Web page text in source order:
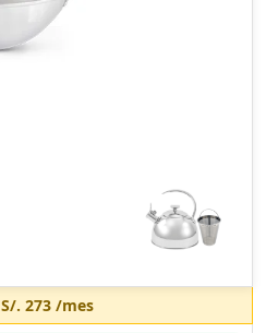
S/. 273/mes